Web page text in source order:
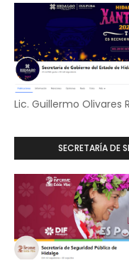
Lic. Guillermo Olivares
SECRETARÍA DE